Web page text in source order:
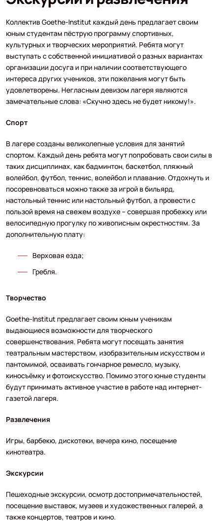
Коллектив Goethe-Institut каждый день предлагает своим
юным студентам пёструю программу спортивных,
культурных и творческих мероприятий. Ребята могут
выступать с собственной инициативой о разных вариантах
организации досуга и при наличии соответствующего
интереса других учеников, эти пожелания могут быть
удовлетворены. Негласным девизом лагеря являются
замечательные слова: «Скучно здесь не будет никому!».
Спорт
В лагере созданы великолепные условия для занятий
спортом. Каждый день ребята могут попробовать свои силы в
таких дисциплинах, как бадминтон, баскетбол, пляжный
волейбол, футбол, теннис, волейбол и плавание. Отдохнуть и
посоревноваться можно также за игрой в бильярд,
настольный теннис или настольный футбол, а провести с
пользой время на свежем воздухе – совершая пробежку или
велосипедную прогулку по живописным окрестностям. За
дополнительную плату:
Верховая езда;
Гребля.
Творчество
Goethe-Institut предлагает своим юным ученикам
выдающиеся возможности для творческого
совершенствования. Ребята могут посещать занятия
театральным мастерством, изобразительным искусством и
пантомимой, осваивать гончарное ремесло, музыку,
киносъёмку и фотоискусство. Помимо этого юные студенты
будут принимать активное участие в работе над интернет-
газетой лагеря.
Развлечения
Игры, барбекю, дискотеки, вечера кино, посещение
кинотеатра.
Экскурсии
Пешеходные экскурсии, осмотр достопримечательностей,
посещение выставок, музеев и художественных галерей, а
также концертов, театров и кино.